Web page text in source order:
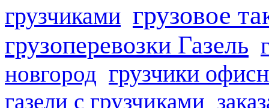
грузчиками грузовое
грузоперевозки Газель
новгород грузчики
газели с грузчиками